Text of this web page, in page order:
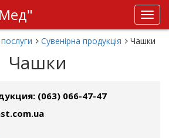
Сувенірна продукція Чашки
Чашки
: (063) 066-47-47